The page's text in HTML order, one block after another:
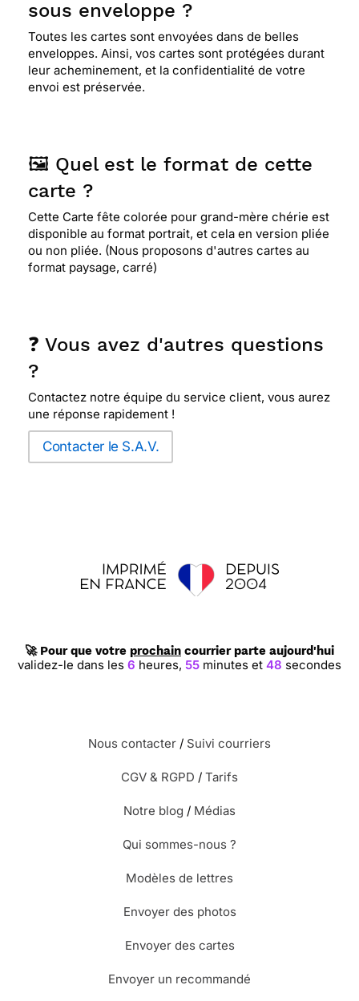
sous enveloppe ?
Toutes les cartes sont envoyées dans de belles
enveloppes. Ainsi, vos cartes sont protégées durant
leur acheminement, et la confidentialité de votre
envoi est préservée.
🖼️ Quel est le format de cette
carte ?
Cette Carte fête colorée pour grand-mère chérie est
disponible au format portrait, et cela en version pliée
ou non pliée. (Nous proposons d'autres cartes au
format paysage, carré)
❓ Vous avez d'autres questions
?
Contactez notre équipe du service client, vous aurez
une réponse rapidement !
Contacter le S.A.V.
🚀 Pour que votre prochain courrier parte aujourd'hui
validez-le dans les6 heures,55 minutes et47 secondes
Nous contacter / Suivi courriers
CGV & RGPD / Tarifs
Notre blog / Médias
Qui sommes-nous ?
Modèles de lettres
Envoyer des photos
Envoyer des cartes
Envoyer un recommandé